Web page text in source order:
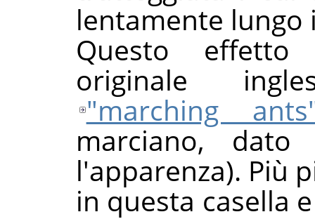
lentamente lungo
Questo effetto
originale
"marching
marciano,
l'apparenza). Più
in questa casella